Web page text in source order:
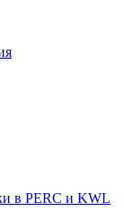
в PERC и KWL